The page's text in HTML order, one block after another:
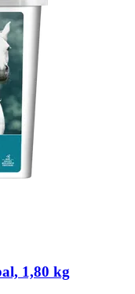
1,80 kg